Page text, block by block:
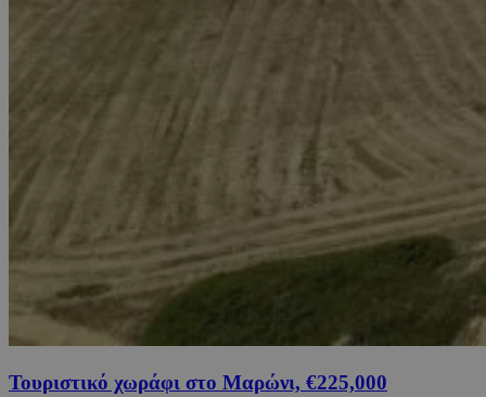
Τουριστικό χωράφι στο Μαρώνι, €225,000